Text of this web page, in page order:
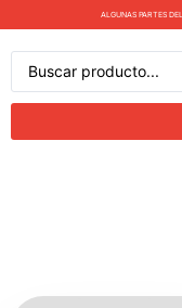
ALGUNAS PARTES